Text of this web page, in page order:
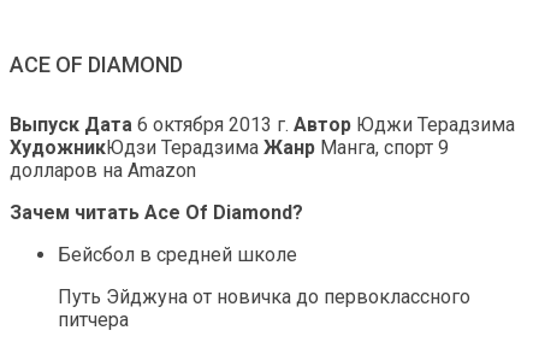
ACE OF DIAMOND
Выпуск Дата 6 октября 2013 г. Автор Юджи Терадзима
ХудожникЮдзи Терадзима Жанр Манга, спорт 9
долларов на Amazon
Зачем читать Ace Of Diamond?
Бейсбол в средней школе
Путь Эйджуна от новичка до первоклассного
питчера